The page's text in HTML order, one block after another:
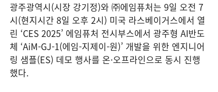
광주광역시(시장 강기정)와 ㈜에임퓨처는 9일 오전 7
시(현지시간 8일 오후 2시) 미국 라스베이거스에서 열
린 ‘CES 2025’ 에임퓨처 전시부스에서 광주형 AI반도
체 ‘AiM-GJ-1(에임-지제이-원)’ 개발을 위한 엔지니어
링 샘플(ES) 데모 행사를 온·오프라인으로 동시 진행
했다.